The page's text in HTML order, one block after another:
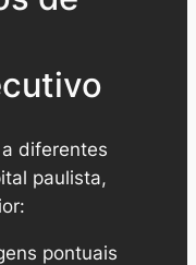
diferentes
paulista,
pontuais